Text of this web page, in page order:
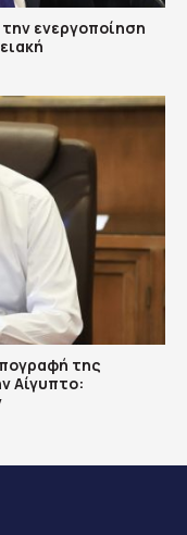
ενεργοποίηση
της
Αίγυπτο: